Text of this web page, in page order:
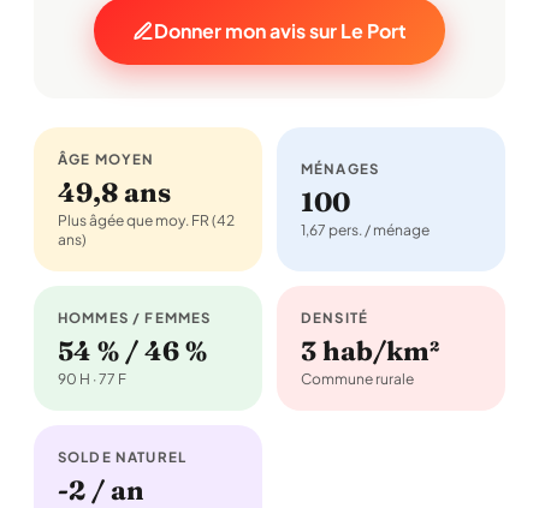
Donner mon avis sur Le Port
ÂGE MOYEN
49,8 ans
Plus âgée que moy. FR (42
ans)
MÉNAGES
100
1,67 pers. / ménage
HOMMES / FEMMES
54 % / 46 %
90 H · 77 F
DENSITÉ
3 hab/km²
Commune rurale
SOLDE NATUREL
-2 / an